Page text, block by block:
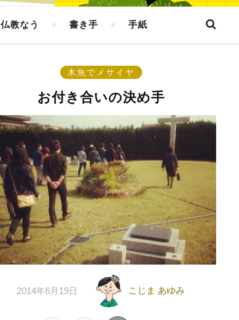
仏教なう 書き手 手紙
木魚でメサイヤ
お付き合いの決め手
2014年6月19日 こじま あゆみ